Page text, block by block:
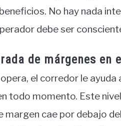
No hay nada
debe ser
de márgenes en
el corredor le
todo momento. Este
margen cae por debajo